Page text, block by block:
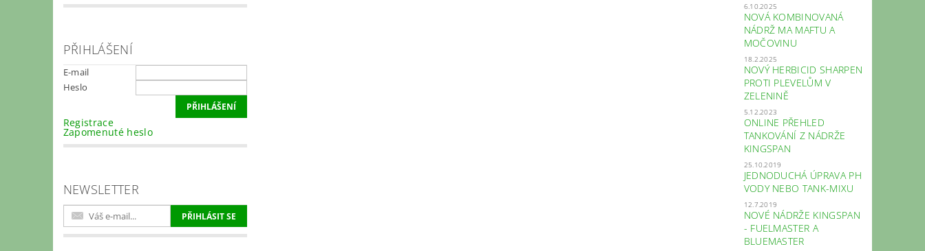
PŘIHLÁŠENÍ
E-mail
Heslo
Registrace
Zapomenuté heslo
NEWSLETTER
6.10.2025
NOVÁ KOMBINOVANÁ
NÁDRŽ MA MAFTU A
MOČOVINU
18.2.2025
NOVÝ HERBICID SHARPEN
PROTI PLEVELŮM V
ZELENINĚ
5.12.2023
ONLINE PŘEHLED
TANKOVÁNÍ Z NÁDRŽE
KINGSPAN
25.10.2019
JEDNODUCHÁ ÚPRAVA PH
VODY NEBO TANK-MIXU
12.7.2019
NOVÉ NÁDRŽE KINGSPAN
- FUELMASTER A
BLUEMASTER